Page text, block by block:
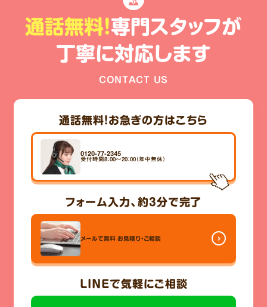
通話無料!専門スタッフが
丁寧に対応します
CONTACT US
通話無料！お急ぎの方はこちら
0120-77-2345
受付時間8：00～20：00（年中無休）
フォーム入力、 約3分で完了
メールで無料 お見積り・ご相談
LINEで気軽にご相談